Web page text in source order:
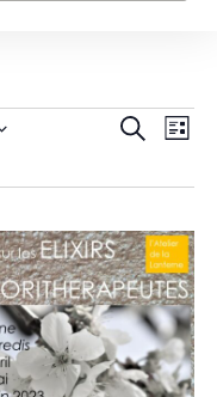
et
de
vues
LISTE